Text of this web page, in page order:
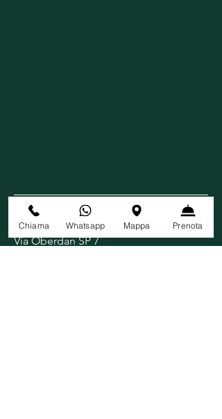
CONTATTI
Via Oberdan SP7
Chiama Whatsapp Mappa Prenota